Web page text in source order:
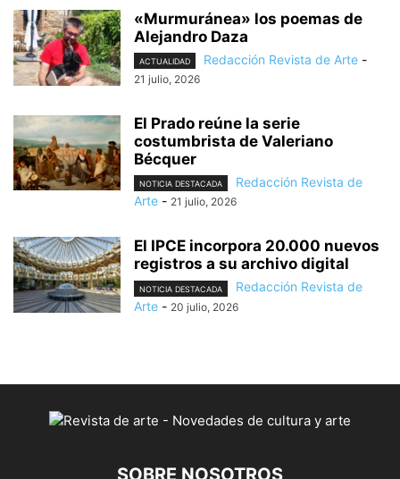
«Murmuránea» los poemas de
Alejandro Daza
ACTUALIDAD Redacción Revista de Arte -
21 julio, 2026
El Prado reúne la serie
costumbrista de Valeriano
Bécquer
NOTICIA DESTACADA
Redacción Revista de
Arte - 21 julio, 2026
El IPCE incorpora 20.000 nuevos
registros a su archivo digital
NOTICIA DESTACADA
Redacción Revista de
Arte - 20 julio, 2026
SOBRE NOSOTROS